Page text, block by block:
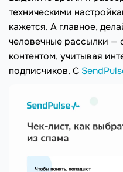
техническими
кажется. А главное,
человечные рассылки —
контентом, учитывая
подписчиков. С